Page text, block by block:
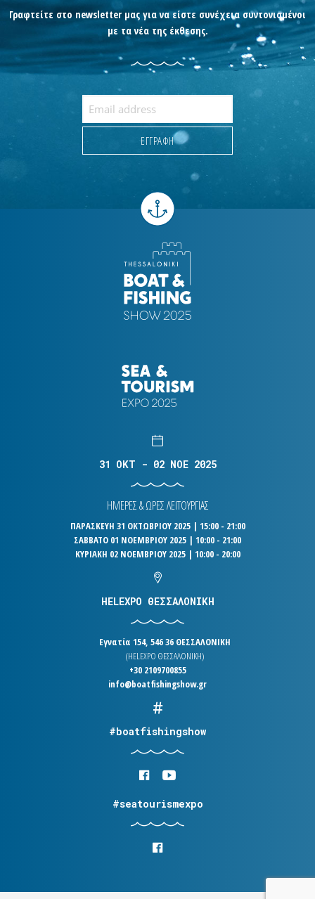
Γραφτείτε στο newsletter μας για να είστε συνέχεια συντονισμένοι
με τα νέα της έκθεσης.
31 OKT - 02 NOE 2025
ΗΜΕΡΕΣ & ΩΡΕΣ ΛΕΙΤΟΥΡΓΙΑΣ
ΠΑΡΑΣΚΕΥΗ 31 ΟΚΤΩΒΡΙΟΥ 2025 | 15:00 - 21:00
ΣΑΒΒΑΤΟ 01 ΝΟΕΜΒΡΙΟΥ 2025 | 10:00 - 21:00
ΚΥΡΙΑΚΗ 02 ΝΟΕΜΒΡΙΟΥ 2025 | 10:00 - 20:00
HELEXPO ΘΕΣΣΑΛΟΝΙΚΗ
Εγνατία 154, 546 36 ΘΕΣΣΑΛΟΝΙΚΗ
(HELEXPO ΘΕΣΣΑΛΟΝΙΚΗ)
+30 2109700855
info@boatfishingshow.gr
#boatfishingshow
#seatourismexpo